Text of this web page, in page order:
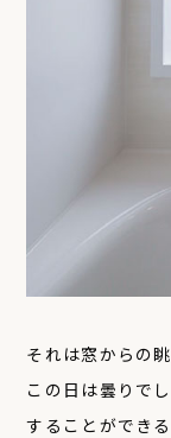
それは窓からの眺
この日は曇りで
することができる